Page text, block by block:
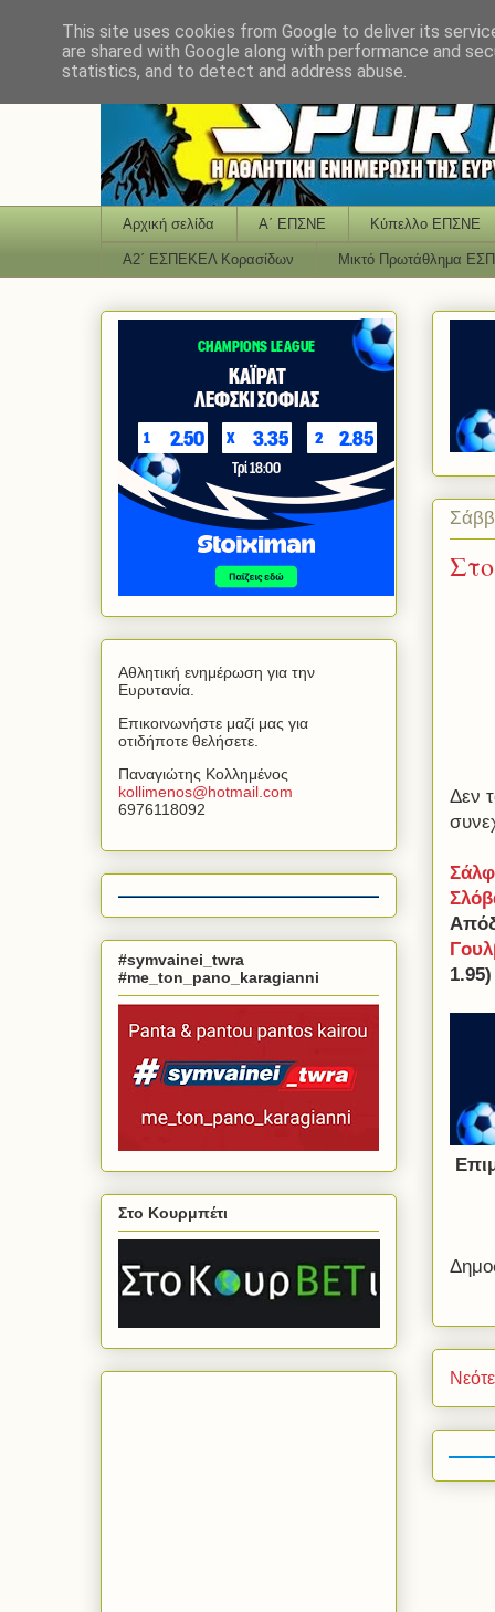
Αρχική σελίδα Α΄ ΕΠΣΝΕ Κύπελλο ΕΠΣΝΕ
Α2΄ ΕΣΠΕΚΕΛ Κορασίδων Μικτό Πρωτάθλημα
Δεν
1.95)
Αθλητική ενημέρωση για την
Ευρυτανία.
Επικοινωνήστε μαζί μας για
οτιδήποτε θελήσετε.
Παναγιώτης Κολλημένος
kollimenos@hotmail com
6976118092
#symvainei_twra
#me_ton_pano_karagianni
Στο Κουρμπέτι
This site uses cookies from Google to deliver its
are shared with Google along with performance and
statistics, and to detect and address abuse.